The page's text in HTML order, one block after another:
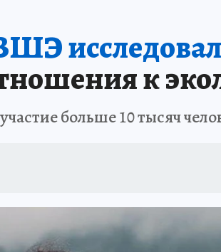
к
больше 10 тысяч